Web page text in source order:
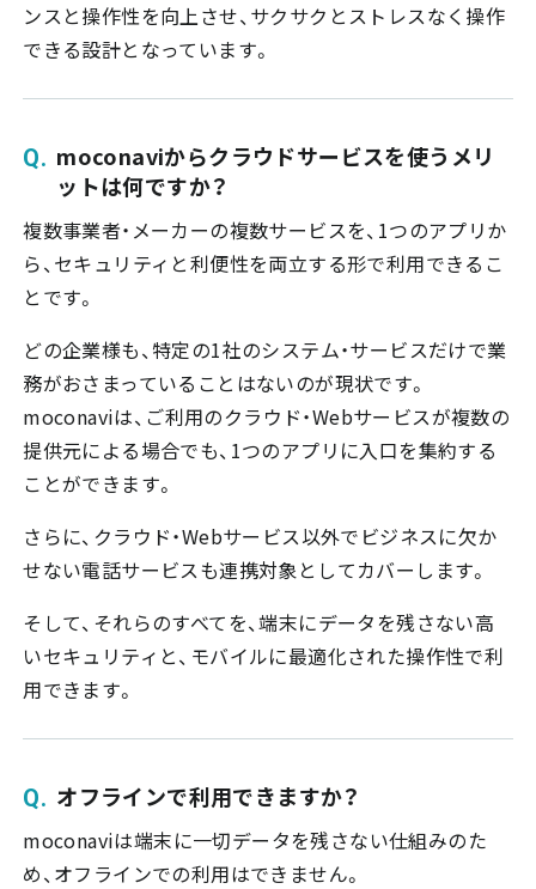
ンスと操作性を向上させ、サクサクとストレスなく操作
できる設計となっています。
moconaviからクラウドサービスを使うメリ
ットは何ですか？
複数事業者・メーカーの複数サービスを、1つのアプリか
ら、セキュリティと利便性を両立する形で利用できるこ
とです。
どの企業様も、特定の1社のシステム・サービスだけで業
務がおさまっていることはないのが現状です。
moconaviは、ご利用のクラウド・Webサービスが複数の
提供元による場合でも、1つのアプリに入口を集約する
ことができます。
さらに、クラウド・Webサービス以外でビジネスに欠か
せない電話サービスも連携対象としてカバーします。
そして、それらのすべてを、端末にデータを残さない高
いセキュリティと、モバイルに最適化された操作性で利
用できます。
オフラインで利用できますか？
moconaviは端末に一切データを残さない仕組みのた
め、オフラインでの利用はできません。